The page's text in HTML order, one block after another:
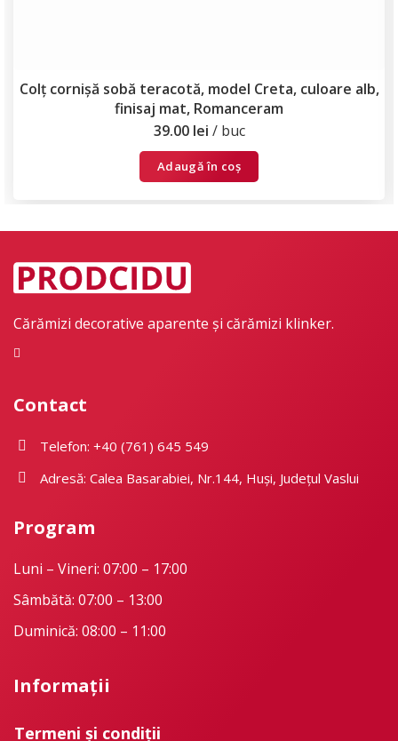
Colț cornișă sobă teracotă, model Creta, culoare alb,
finisaj mat, Romanceram
39.00 lei buc
Adaugă în coș
Cărămizi decorative aparente și cărămizi klinker.
Contact
Telefon: +40 (761) 645 549
Adresă: Calea Basarabiei, Nr.144, Huși, Județul Vaslui
Program
Luni – Vineri: 07:00 – 17:00
Sâmbătă: 07:00 – 13:00
Duminică: 08:00 – 11:00
Informații
Termeni și condiții